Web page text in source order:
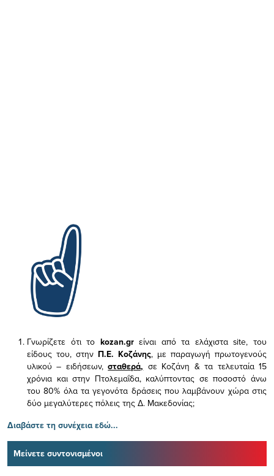
Γνωρίζετε ότι το kozan.gr είναι από τα ελάχισταsite, του
είδους του, στην Π.Ε. Κοζάνης, με παραγωγή πρωτογενούς
υλικού – ειδήσεων,σταθερά, σε Κοζάνη & τα τελευταία 15
χρόνια και στην Πτολεμαΐδα, καλύπτοντας σε ποσοστό άνω
του 80% όλα τα γεγονότα δράσεις που λαμβάνουν χώρα στις
δύο μεγαλύτερες πόλεις της Δ. Μακεδονίας;
Διαβάστε τη συνέχεια εδώ...
Μείνετε συντονισμένοι